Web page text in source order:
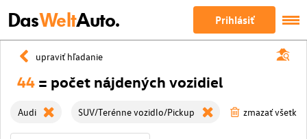
DasWeltAuto. Prihlásiť
upraviť hľadanie
44 = počet nájdených vozidiel
Audi SUV/Terénne vozidlo/Pickup zmazať všetky